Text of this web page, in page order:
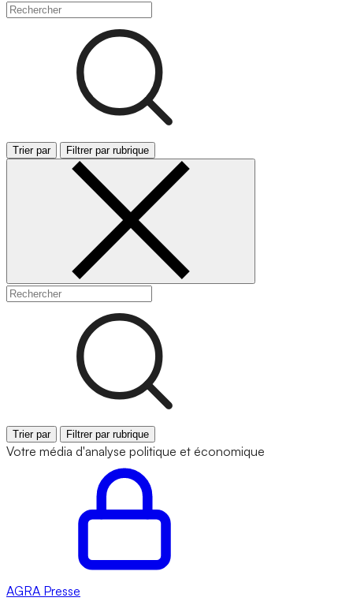
Trier par Filtrer par rubrique
Trier par Filtrer par rubrique
Votre média d'analyse politique et économique
AGRA Presse